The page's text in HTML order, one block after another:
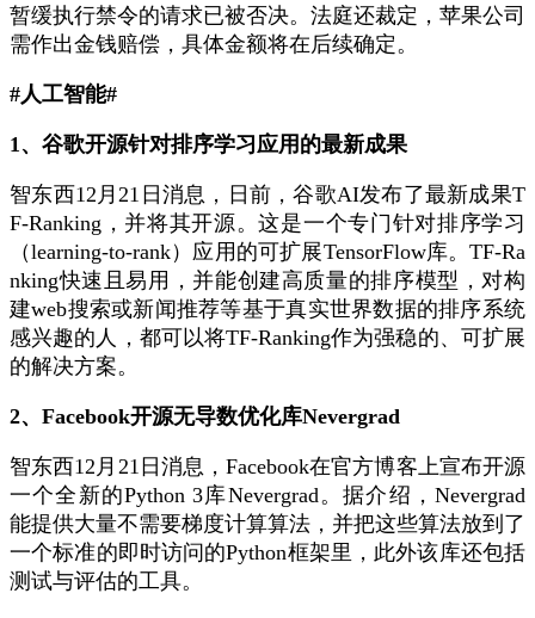
暂缓执行禁令的请求已被否决。法庭还裁定，苹果公司
需作出金钱赔偿，具体金额将在后续确定。
#人工智能#
1、谷歌开源针对排序学习应用的最新成果
智东西12月21日消息，日前，谷歌AI发布了最新成果T
F-Ranking，并将其开源。这是一个专门针对排序学习
（learning-to-rank）应用的可扩展TensorFlow库。TF-Ra
nking快速且易用，并能创建高质量的排序模型，对构
建web搜索或新闻推荐等基于真实世界数据的排序系统
感兴趣的人，都可以将TF-Ranking作为强稳的、可扩展
的解决方案。
2、Facebook开源无导数优化库Nevergrad
智东西12月21日消息，Facebook在官方博客上宣布开源
一个全新的Python 3库Nevergrad。据介绍，Nevergrad
能提供大量不需要梯度计算算法，并把这些算法放到了
一个标准的即时访问的Python框架里，此外该库还包括
测试与评估的工具。